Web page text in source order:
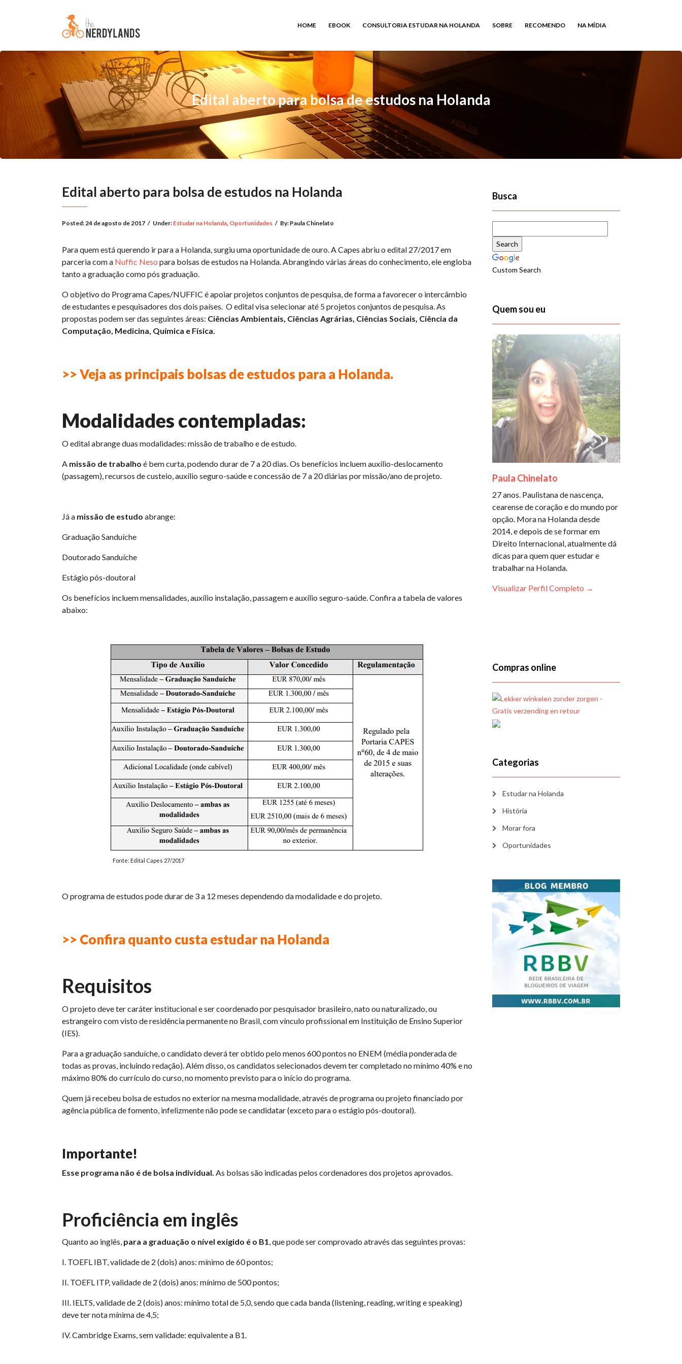
HOME EBOOK CONSULTORIA ESTUDAR NA HOLANDA SOBRE RECOMENDO NA MÍDIA
Edital aberto para bolsa de estudos na Holanda
Edital aberto para bolsa de estudos na Holanda
Posted:24 de agosto de 2017 / Under: Estudar na Holanda, Oportunidades / By: Paula Chinelato
Para quem está querendo ir para a Holanda, surgiu uma oportunidade de ouro. A Capes abriu o edital 27/2017 em
parceria com a Nuffic Neso para bolsas de estudos na Holanda. Abrangindo várias áreas do conhecimento, ele engloba
tanto a graduação como pós graduação.
O objetivo do Programa Capes/NUFFIC é apoiar projetos conjuntos de pesquisa, de forma a favorecer o intercâmbio
de estudantes e pesquisadores dos dois países. O edital visa selecionar até 5 projetos conjuntos de pesquisa. As
propostas podem ser das seguintes áreas: Ciências Ambientais, Ciências Agrárias, Ciências Sociais, Ciência da
Computação, Medicina, Química e Física.
>> Veja as principais bolsas de estudos para a Holanda.
Modalidades contempladas:
O edital abrange duas modalidades: missão de trabalho e de estudo.
A missão de trabalho é bem curta, podendo durar de 7 a 20 dias. Os benefícios incluem auxílio-deslocamento
(passagem), recursos de custeio, auxílio seguro-saúde e concessão de 7 a 20 diárias por missão/ano de projeto.
Já a missão de estudo abrange:
Graduação Sanduíche
Doutorado Sanduíche
Estágio pós-doutoral
Os benefícios incluem mensalidades, auxílio instalação, passagem e auxílio seguro-saúde. Confira a tabela de valores
abaixo:
Fonte: Edital Capes 27/2017
O programa de estudos pode durar de 3 a 12 meses dependendo da modalidade e do projeto.
>> Confira quanto custa estudar na Holanda
Requisitos
O projeto deve ter caráter institucional e ser coordenado por pesquisador brasileiro, nato ou naturalizado, ou
estrangeiro com visto de residência permanente no Brasil, com vínculo profissional em Instituição de Ensino Superior
(IES).
Para a graduação sanduíche, o candidato deverá ter obtido pelo menos 600 pontos no ENEM (média ponderada de
todas as provas, incluindo redação). Além disso, os candidatos selecionados devem ter completado no mínimo 40% e no
máximo 80% do currículo do curso, no momento previsto para o início do programa.
Quem já recebeu bolsa de estudos no exterior na mesma modalidade, através de programa ou projeto financiado por
agência pública de fomento, infelizmente não pode se candidatar (exceto para o estágio pós-doutoral).
Importante!
Esse programa não é de bolsa individual. As bolsas são indicadas pelos cordenadores dos projetos aprovados.
Proficiência em inglês
Quanto ao inglês, para a graduação o nível exigido é o B1, que pode ser comprovado através das seguintes provas:
I. TOEFL IBT, validade de 2 (dois) anos: mínimo de 60 pontos;
II. TOEFL ITP, validade de 2 (dois) anos: mínimo de 500 pontos;
III. IELTS, validade de 2 (dois) anos: mínimo total de 5,0, sendo que cada banda (listening, reading, writing e speaking)
deve ter nota mínima de 4,5;
IV. Cambridge Exams, sem validade: equivalente a B1.
Busca
Custom Search
Quem sou eu
Paula Chinelato
27 anos. Paulistana de nascença,
cearense de coração e do mundo por
opção. Mora na Holanda desde
2014, e depois de se formar em
Direito Internacional, atualmente dá
dicas para quem quer estudar e
trabalhar na Holanda.
Visualizar Perfil Completo →
Compras online
Categorias
Estudar na Holanda
História
Morar fora
Oportunidades